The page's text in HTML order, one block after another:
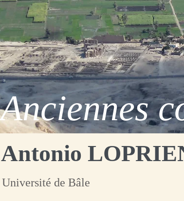
Anciennes
Antonio
Université de Bâle